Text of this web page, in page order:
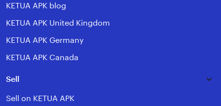
KETUA APK blog
KETUA APK United Kingdom
KETUA APK Germany
KETUA APK Canada
Sell
Sell on KETUA APK